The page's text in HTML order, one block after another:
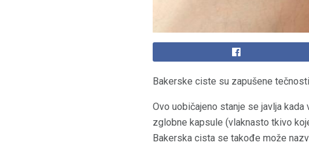
Bakerske ciste su zapušene
Ovo uobičajeno stanje se javlja
zglobne kapsule (vlaknasto tkivo
Bakerska cista se takođe može